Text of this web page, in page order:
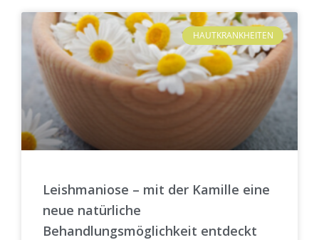
HAUTKRANKHEITEN
Leishmaniose – mit der Kamille eine
neue natürliche
Behandlungsmöglichkeit entdeckt